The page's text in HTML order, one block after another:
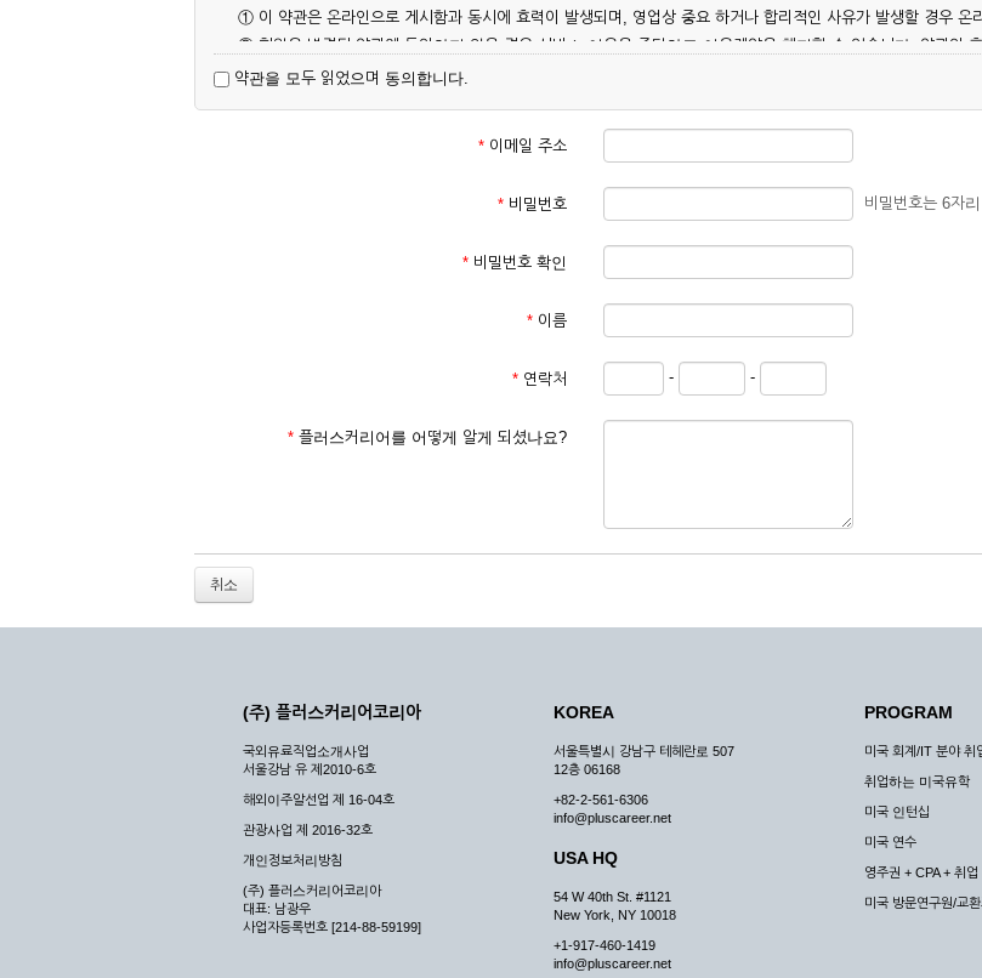
① 이 약관은 온라인으로 게시함과 동시에 효력이 발생되며, 영업상 중요 하거나 합리적인 사유가 발생할 경우 온
② 회원은 변경된 약관에 동의하지 않을 경우 서비스 이용을 중단하고 이용계약을 해지할 수 있습니다. 약관의
대해 동의한 것으로 간주됩니다.
제3조 (약관의 외 준칙)
이 약관에 명시되지 않은 사항은 회사의 공지, 이용안내 및 기타 관계법령의 규정에 따릅니다.
① 서비스 이용계약은 서비스 이용 희망자가 본 약관에 동의한 후 신청자의 실질 정보를 입력하여 회사에 신청
② 회원가입시 입력한 ID는 변경할 수 없으며, 회원 1인당 한 개의 ID가 발급됩니다. 부득이한 경우로 인해 변경
③ 회사는 아래의 각 호에 해당하는 이용자에 대하여는 가입을 거절하거나 취소할 수 있으며, 실명으로 등록하지
2. 개인정보를 허위로 기재하여 신청할 경우
8. 기타 회사가 정한 제반 사항을 위반하며 신청하는 경우
② 시스템 점검, 교체 및 고장, 기술적인 이유, 국가비상사태, 정전, 서비스 설비의 장애, 서비스 이용의 폭주 등의
③ 기타 회사는 서비스를 제공할 수 없는 합당한 사유가 발생한 경우
④ 회사는 제 2항 및 제 3항의 사유로 서비스의 제공이 일시적으로 중지됨으로 인해 이용자 또는 제 3자가 입은
제3장 권리 및 의무
제6조 (회사의 의무)
① 회사는 특별한 사정이 없는 한 이용자가 신청한 후 즉시 서비스를 이용할 수 있도록 하고 계속적, 안정적으로
② 회사는 이용자의 개인 신상 정보를 본인의 승낙 없이 타인에게 누설, 배포하여서는 안됩니다. 다만, 관계법령
약관을 모두 읽었으며 동의합니다.
* 이메일 주소
* 비밀번호 비밀번호는 6자
* 비밀번호 확인
* 이름
* 연락처 - -
* 플러스커리어를 어떻게 알게 되셨나요?
취소
(주) 플러스커리어코리아
국외유료직업소개사업
서울강남 유 제2010-6호
해외이주알선업 제 16-04호
관광사업 제 2016-32호
개인정보처리방침
(주) 플러스커리어코리아
대표: 남광우
사업자등록번호 [214-88-59199]
KOREA
서울특별시 강남구 테헤란로 507
12층 06168
+82-2-561-6306
info@pluscareer.net
USA HQ
54 W 40th St. #1121
New York, NY 10018
+1-917-460-1419
info@pluscareer.net
PROGRAM
미국 회계/IT 분야 취
취업하는 미국유학
미국 인턴십
미국 연수
영주권 + CPA + 취업
미국 방문연구원/교